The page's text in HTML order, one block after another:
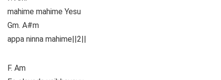
mahime mahime Yesu
Gm. A#m
appa ninna mahime||2||
F. Am